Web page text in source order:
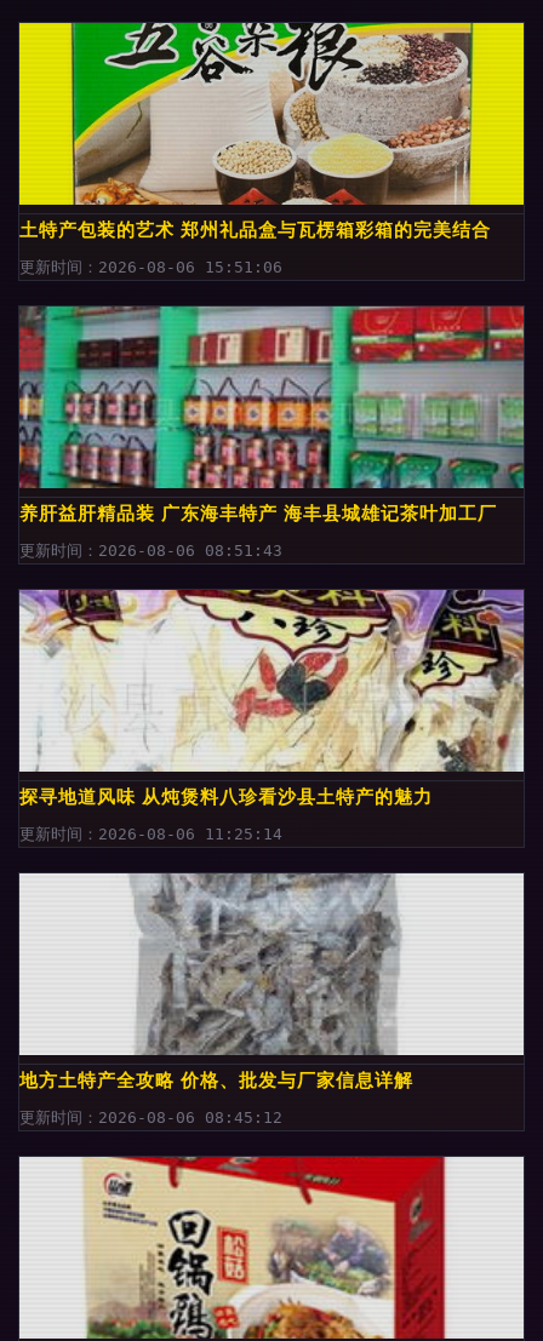
土特产包装的艺术 郑州礼品盒与瓦楞箱彩箱的完美结合
更新时间：2026-08-06 15:51:06
养肝益肝精品装 广东海丰特产 海丰县城雄记茶叶加工厂
更新时间：2026-08-06 08:51:43
探寻地道风味 从炖煲料八珍看沙县土特产的魅力
更新时间：2026-08-06 11:25:14
地方土特产全攻略 价格、批发与厂家信息详解
更新时间：2026-08-06 08:45:12